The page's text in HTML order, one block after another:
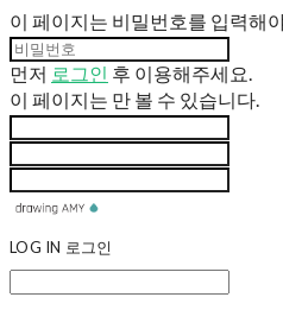
이 페이지는 비밀번호를 입력해
먼저 로그인 후 이용해주세요.
이 페이지는 만 볼 수 있습니다.
LOG IN 로그인